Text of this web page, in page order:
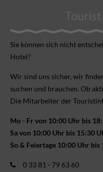
Sie können sich nicht
Hotel?
Wir sind uns sicher, wir
suchen und brauchen. Ob
Die Mitarbeiter der
Mo - Fr von 10:00 Uhr bis
Sa von 10:00 Uhr bis 15:30
So & Feiertage 10:00 Uhr bis
0 33 81 - 79 63 60